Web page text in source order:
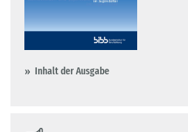
Inhalt der Ausgabe